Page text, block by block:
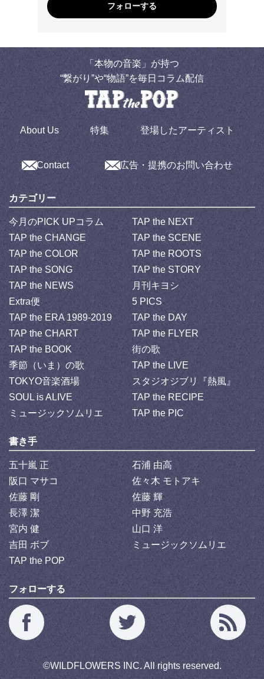
フォローする
「本物の音楽」が持つ
“繋がり”や“物語”を毎日コラム配信
About Us 特集 登場したアーティスト
Contact 広告・提携のお問い合わせ
カテゴリー
今月のPICK UPコラム
TAP the NEXT
TAP the CHANGE
TAP the SCENE
TAP the COLOR
TAP the ROOTS
TAP the SONG
TAP the STORY
TAP the NEWS
月刊キヨシ
Extra便
5 PICS
TAP the ERA 1989-2019
TAP the DAY
TAP the CHART
TAP the FLYER
TAP the BOOK
街の歌
季節（いま）の歌
TAP the LIVE
TOKYO音楽酒場
スタジオジブリ『熱風』
SOUL is ALIVE
TAP the RECIPE
ミュージックソムリエ
TAP the PIC
書き手
五十嵐 正
石浦 由高
阪口 マサコ
佐々木 モトアキ
佐藤 剛
佐藤 輝
長澤 潔
中野 充浩
宮内 健
山口 洋
吉田 ボブ
ミュージックソムリエ
TAP the POP
フォローする
©WILDFLOWERS INC. All rights reserved.